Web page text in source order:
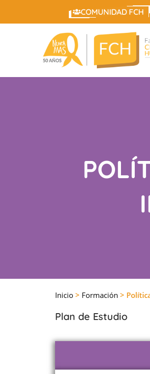
COMUNIDAD FCH
Inicio > Formación >
Plan de Estudio